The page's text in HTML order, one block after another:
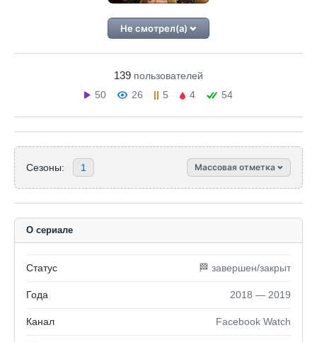
Не смотрел(а)
139 пользователей
50
26 5 4 54
Сезоны: 1 Массовая отметка
О сериале
Статус 🏁 завершен/закрыт
Года 2018 — 2019
Канал Facebook Watch